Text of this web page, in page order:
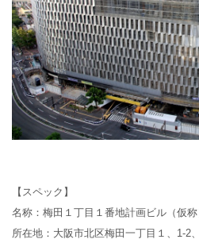
【スペック】
名称：梅田１丁目１番地計画ビル（仮称
所在地：大阪市北区梅田一丁目１、1-2